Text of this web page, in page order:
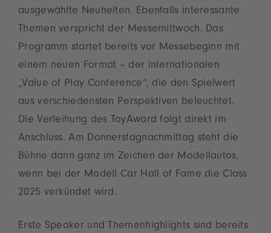
ausgewählte Neuheiten. Ebenfalls interessante
Themen verspricht der Messemittwoch. Das
Programm startet bereits vor Messebeginn mit
einem neuen Format – der internationalen
„Value of Play Conference“, die den Spielwert
aus verschiedensten Perspektiven beleuchtet.
Die Verleihung des ToyAward folgt direkt im
Anschluss. Am Donnerstagnachmittag steht die
Bühne dann ganz im Zeichen der Modellautos,
wenn bei der Modell Car Hall of Fame die Class
2025 verkündet wird.
Erste Speaker und Themenhighlights sind bereits